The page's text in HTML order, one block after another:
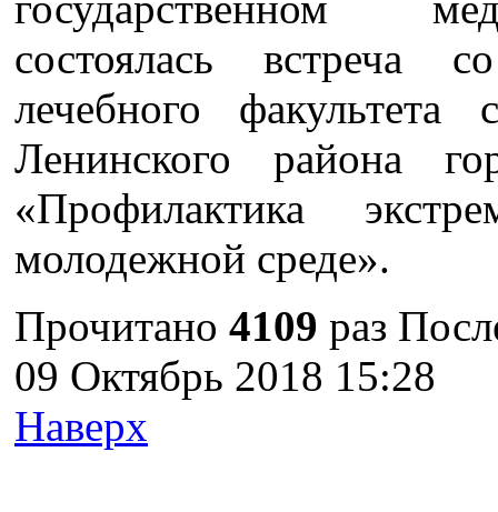
состоялась встреча
лечебного факультета
Ленинского района
«Профилактика
молодежной среде».
Прочитано 4109 раз
09 Октябрь 2018 15:28
Наверх